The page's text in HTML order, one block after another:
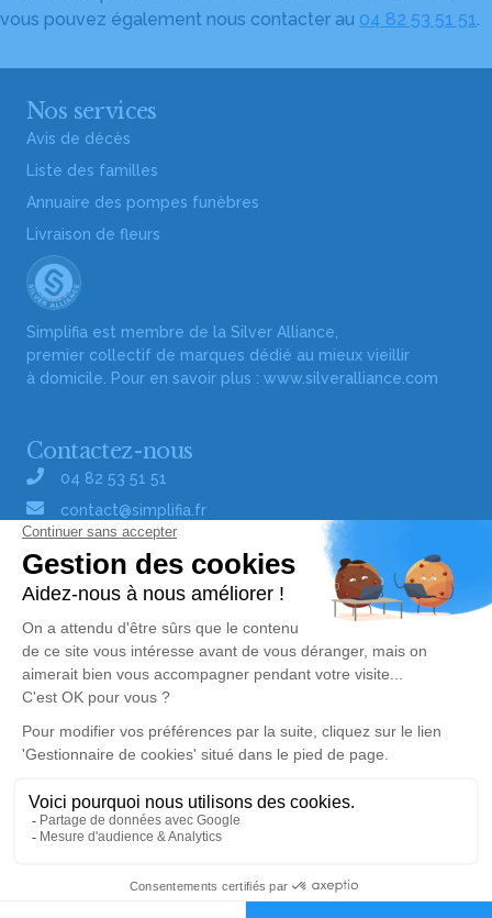
vous pouvez également nous contacter au 04 82 53 51 51.
Alerte décès 62
Nos services
Avis de décès
Liste des familles
Annuaire des pompes funèbres
Livraison de fleurs
Simplifia est membre de la Silver Alliance,
premier collectif de marques dédié au mieux vieillir
à domicile. Pour en savoir plus : www.silveralliance.com
Contactez-nous
04 82 53 51 51
contact@simplifia.fr
Réseaux sociaux
Liens utiles
Publier un avis de décès
Signaler un abus/une erreur
Consultez nos offres d'emploi
Politique de traitement des données
Mentions légales